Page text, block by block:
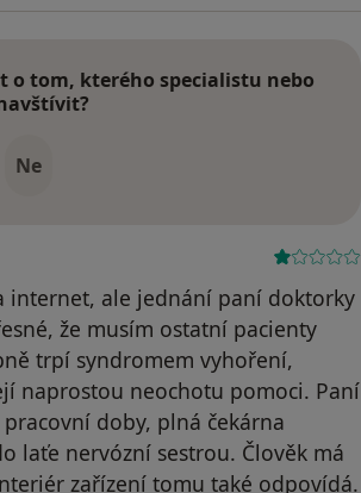
o tom, kterého specialistu nebo
Ne
internet, ale jednání paní doktorky
že musím ostatní pacienty
trpí syndromem vyhoření,
naprostou neochotu pomoci. Paní
doby, plná čekárna
laťe nervózní sestrou. Člověk má
zařízení tomu také odpovídá.